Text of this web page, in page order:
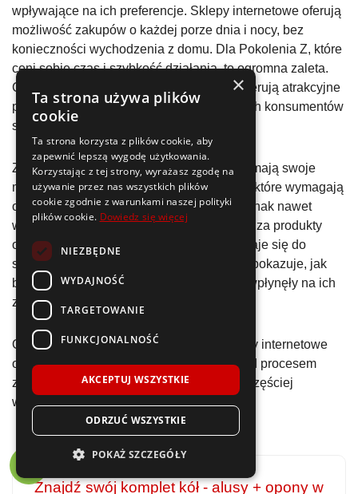
wpływające na ich preferencje. Sklepy internetowe oferują
możliwość zakupów o każdej porze dnia i nocy, bez
konieczności wychodzenia z domu. Dla Pokolenia Z, które
ceni sobie czas i szybkość działania, to ogromna zaleta.
Co więcej, internetowe platformy często oferują atrakcyjne
promocje i zniżki, które przyciągają młodych konsumentów
szukających okazji.
Z drugiej strony, sklepy stacjonarne wciąż mają swoje
miejsce, zwłaszcza gdy chodzi o produkty, które wymagają
obejrzenia na żywo lub przymierzenia. Jednak nawet
wtedy, Pokolenie Z często najpierw sprawdza produkty
online, czyta recenzje, a dopiero potem udaje się do
sklepu. Ta hybrydowa strategia zakupowa pokazuje, jak
bardzo technologie i dostęp do informacji wpłynęły na ich
zachowania konsumenckie.
Ostatecznie, dla młodego pokolenia, sklepy internetowe
oferują większą elastyczność i kontrolę nad procesem
zakupowym, co sprawia, że są one coraz częściej
wybierane.
Znajdź swój komplet kół - alusy + opony w
×
Ta strona używa plików
cookie
Ta strona korzysta z plików cookie, aby
zapewnić lepszą wygodę użytkowania.
Korzystając z tej strony, wyrażasz zgodę na
używanie przez nas wszystkich plików
cookie zgodnie z warunkami naszej polityki
plików cookie. Dowiedz się więcej
NIEZBĘDNE
WYDAJNOŚĆ
TARGETOWANIE
FUNKCJONALNOŚĆ
AKCEPTUJ WSZYSTKIE
ODRZUĆ WSZYSTKIE
POKAŻ SZCZEGÓŁY